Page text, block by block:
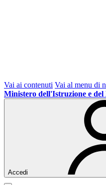
Vai ai contenuti Vai al menu di
Ministero dell'Istruzione e
Accedi